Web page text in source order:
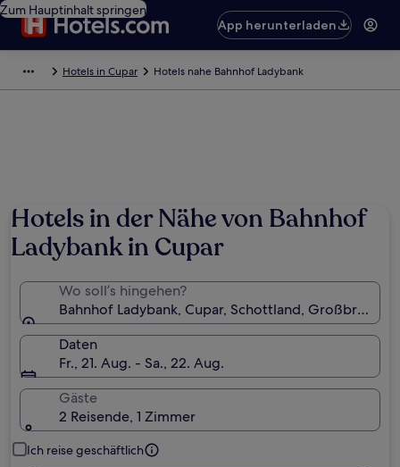
Zum Hauptinhalt springen
App herunterladen
Hotels in Cupar Hotels nahe Bahnhof Ladybank
Hotels in der Nähe von Bahnhof
Ladybank in Cupar
Wo soll’s hingehen?
Bahnhof Ladybank, Cupar, Schottland,
Daten
Fr., 21. Aug. - Sa., 22. Aug.
Gäste
2 Reisende, 1 Zimmer
Ich reise geschäftlich